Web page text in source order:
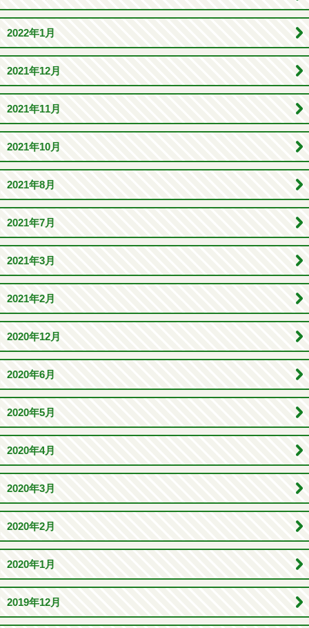
2022年1月
2021年12月
2021年11月
2021年10月
2021年8月
2021年7月
2021年3月
2021年2月
2020年12月
2020年6月
2020年5月
2020年4月
2020年3月
2020年2月
2020年1月
2019年12月